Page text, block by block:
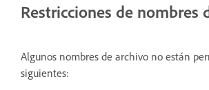
Restricciones de nombres
Algunos nombres de archivo no están
siguientes: